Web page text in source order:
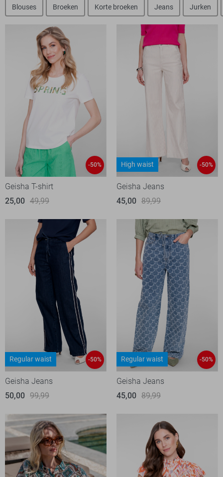
Blouses Broeken Korte broeken Jeans Jurken
-50%
Geisha T-shirt
25,00 49,99
High waist -50%
Geisha Jeans
45,00 89,99
Regular waist -50%
Geisha Jeans
50,00 99,99
Regular waist -50%
Geisha Jeans
45,00 89,99